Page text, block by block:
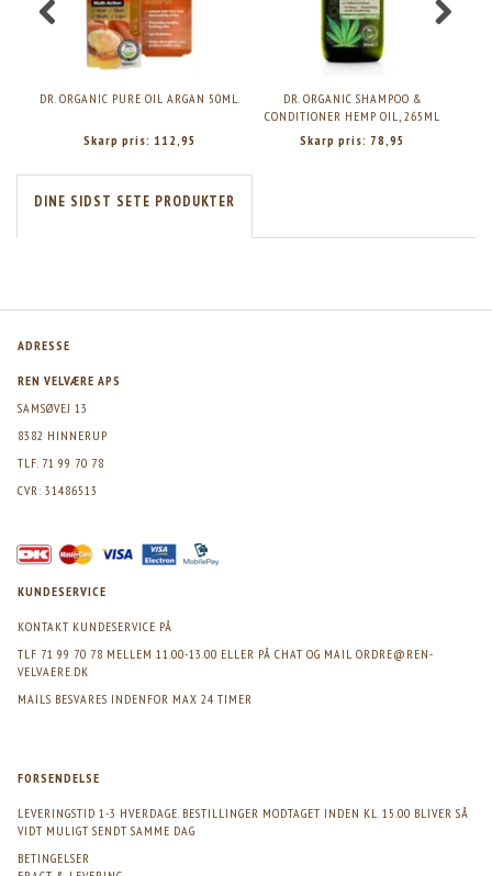
DR. ORGANIC PURE OIL ARGAN 50ML.
Skarp pris: 112,95
DR. ORGANIC SHAMPOO &
CONDITIONER HEMP OIL, 265ML
Skarp pris: 78,95
DINE SIDST SETE PRODUKTER
ADRESSE
REN VELVÆRE APS
SAMSØVEJ 13
8382 HINNERUP
TLF. 71 99 70 78
CVR: 31486513
KUNDESERVICE
KONTAKT KUNDESERVICE PÅ
TLF 71 99 70 78 MELLEM 11.00-13.00 ELLER PÅ CHAT OG MAIL ORDRE@REN-
VELVAERE.DK
MAILS BESVARES INDENFOR MAX 24 TIMER
FORSENDELSE
LEVERINGSTID 1-3 HVERDAGE. BESTILLINGER MODTAGET INDEN KL. 15.00 BLIVER SÅ
VIDT MULIGT SENDT SAMME DAG
BETINGELSER